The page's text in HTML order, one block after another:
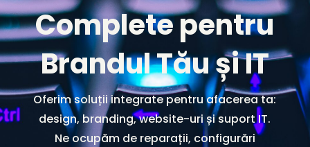
Complete pentru
Brandul Tău și IT
Oferim soluții integrate pentru afacerea ta:
design, branding, website-uri și suport IT.
Ne ocupăm de reparații, configurări